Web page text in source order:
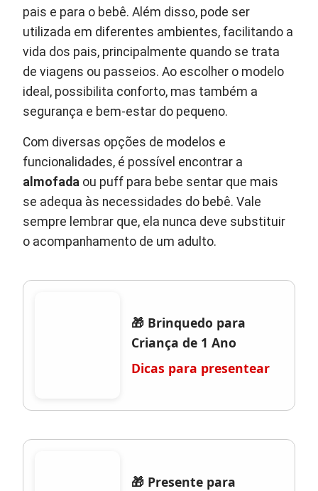
pais e para o bebê. Além disso, pode ser
utilizada em diferentes ambientes, facilitando a
vida dos pais, principalmente quando se trata
de viagens ou passeios. Ao escolher o modelo
ideal, possibilita conforto, mas também a
segurança e bem-estar do pequeno.
Com diversas opções de modelos e
funcionalidades, é possível encontrar a
almofada ou puff para bebe sentar que mais
se adequa às necessidades do bebê. Vale
sempre lembrar que, ela nunca deve substituir
o acompanhamento de um adulto.
🎁 Brinquedo para
Criança de 1 Ano
Dicas para presentear
🎁 Presente para